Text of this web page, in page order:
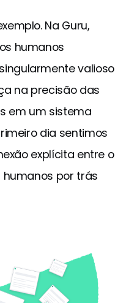
Na Guru,
humanos
valioso
na precisão das
em um sistema
dia sentimos
explícita entre o
por trás